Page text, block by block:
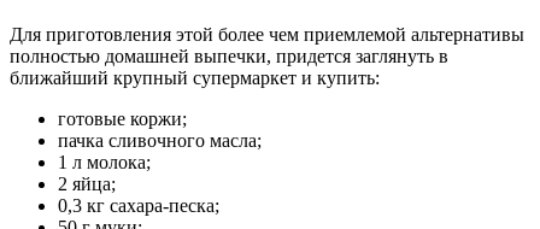
Для приготовления этой более чем приемлемой альтернативы
полностью домашней выпечки, придется заглянуть в
ближайший крупный супермаркет и купить:
готовые коржи;
пачка сливочного масла;
1 л молока;
2 яйца;
0,3 кг сахара-песка;